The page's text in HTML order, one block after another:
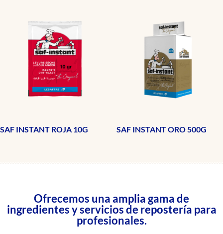
SAF INSTANT ROJA 10G SAF INSTANT ORO 500G
Ofrecemos una amplia gama de
ingredientes y servicios de repostería para
profesionales.